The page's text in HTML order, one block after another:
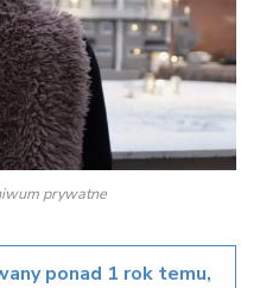
prywatne
ponad 1 rok temu,